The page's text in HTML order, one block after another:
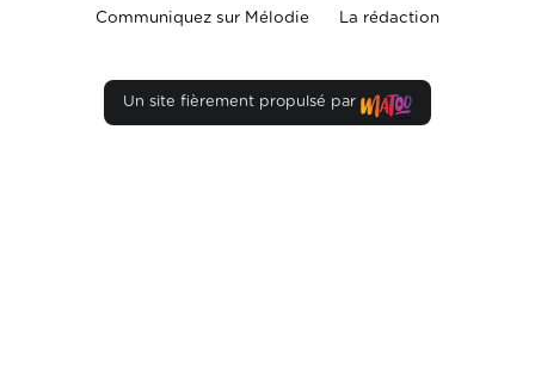
Communiquez sur Mélodie La rédaction
Un site fièrement propulsé par